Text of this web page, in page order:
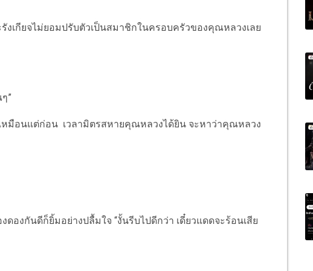
เกียจไม่ยอมปรับตัวเป็นสมาชิกในครอบครัวของคุณหลวงเลย
”
หมือนแต่ก่อน เวลามิตรสหายคุณหลวงได้ยิน จะหาว่าคุณหลวง
องกันดีก็ยิ้มอย่างปลื้มใจ “งั้นรีบไปดีกว่า เดี๋ยวแดดจะร้อนเสีย